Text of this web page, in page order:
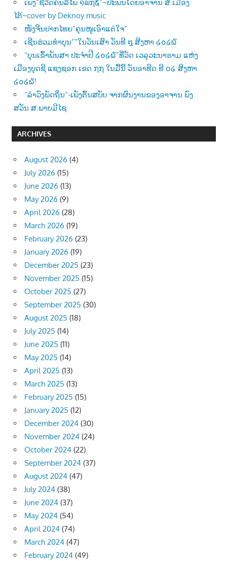
ເພັງ”ຊີວີດຄົນລີ້ໄພ ໑໙໗໕”~ປະພັນໂດຍອາຈານ ສໍ.ເມືອງ
ໄຕ້~cover by Deknoy music
ໜັງຈີນປາກໄທຍ”ຄຸນໜູເອົາແຕ່ໃຈ”
ເຊີນຮ່ວມທຳບຸນ””ໃນວັນເສົາ ວັນທີ ໘ ສີງຫາ ໒໐໒໖
“ບຸນເຂົ້າພັນສາ ປະຈຳປີ ໒໐໒໖”ທີ່ວັດ ເວລຸວະນາຣາມ ແຫ່ງ
ເມືອງບຸດຊີ ແຊງຊອກ ເຂດ ໗໗ ໃນມື້ນີ້ ວັນອາທີດ ທີ ໐໒ ສີງຫາ
໒໐໒໖!
“ລຳວົງພັດຖິ່ນ“-ເພັງຕົ້ນສບັບ ຈາກຜົນງານຂອງອາຈານ ພົງ
ສວັນ ສ.ພາບມີໄຊ
ARCHIVES
August 2026 (4)
July 2026 (15)
June 2026 (13)
May 2026 (9)
April 2026 (28)
March 2026 (19)
February 2026 (23)
January 2026 (19)
December 2025 (23)
November 2025 (15)
October 2025 (27)
September 2025 (30)
August 2025 (18)
July 2025 (14)
June 2025 (11)
May 2025 (14)
April 2025 (13)
March 2025 (13)
February 2025 (15)
January 2025 (12)
December 2024 (30)
November 2024 (24)
October 2024 (22)
September 2024 (37)
August 2024 (47)
July 2024 (38)
June 2024 (37)
May 2024 (54)
April 2024 (74)
March 2024 (47)
February 2024 (49)